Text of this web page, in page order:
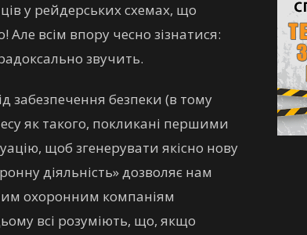
у рейдерських схемах, що
всім впору чесно зізнатися:
звучить.
забезпечення безпеки (в тому
як такого, покликані першими
щоб згенерувати якісно нову
діяльність» дозволяє нам
охоронним компаніям
всі розуміють, що, якщо